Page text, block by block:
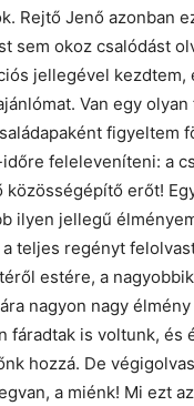
Rejtő Jenő azonban
sem okoz csalódást
jellegével kezdtem,
Van egy
figyeltem
feleleveníteni: a
közösségépítő erőt!
ilyen jellegű
teljes regényt
estére, a
nagyon nagy
fáradtak is voltunk, és
hozzá. De
a miénk! Mi ezt